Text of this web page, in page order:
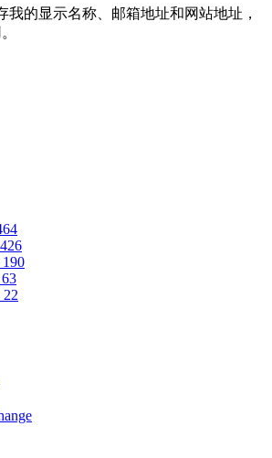
我的显示名称、邮箱地址和网站地址，
426
190
63
22